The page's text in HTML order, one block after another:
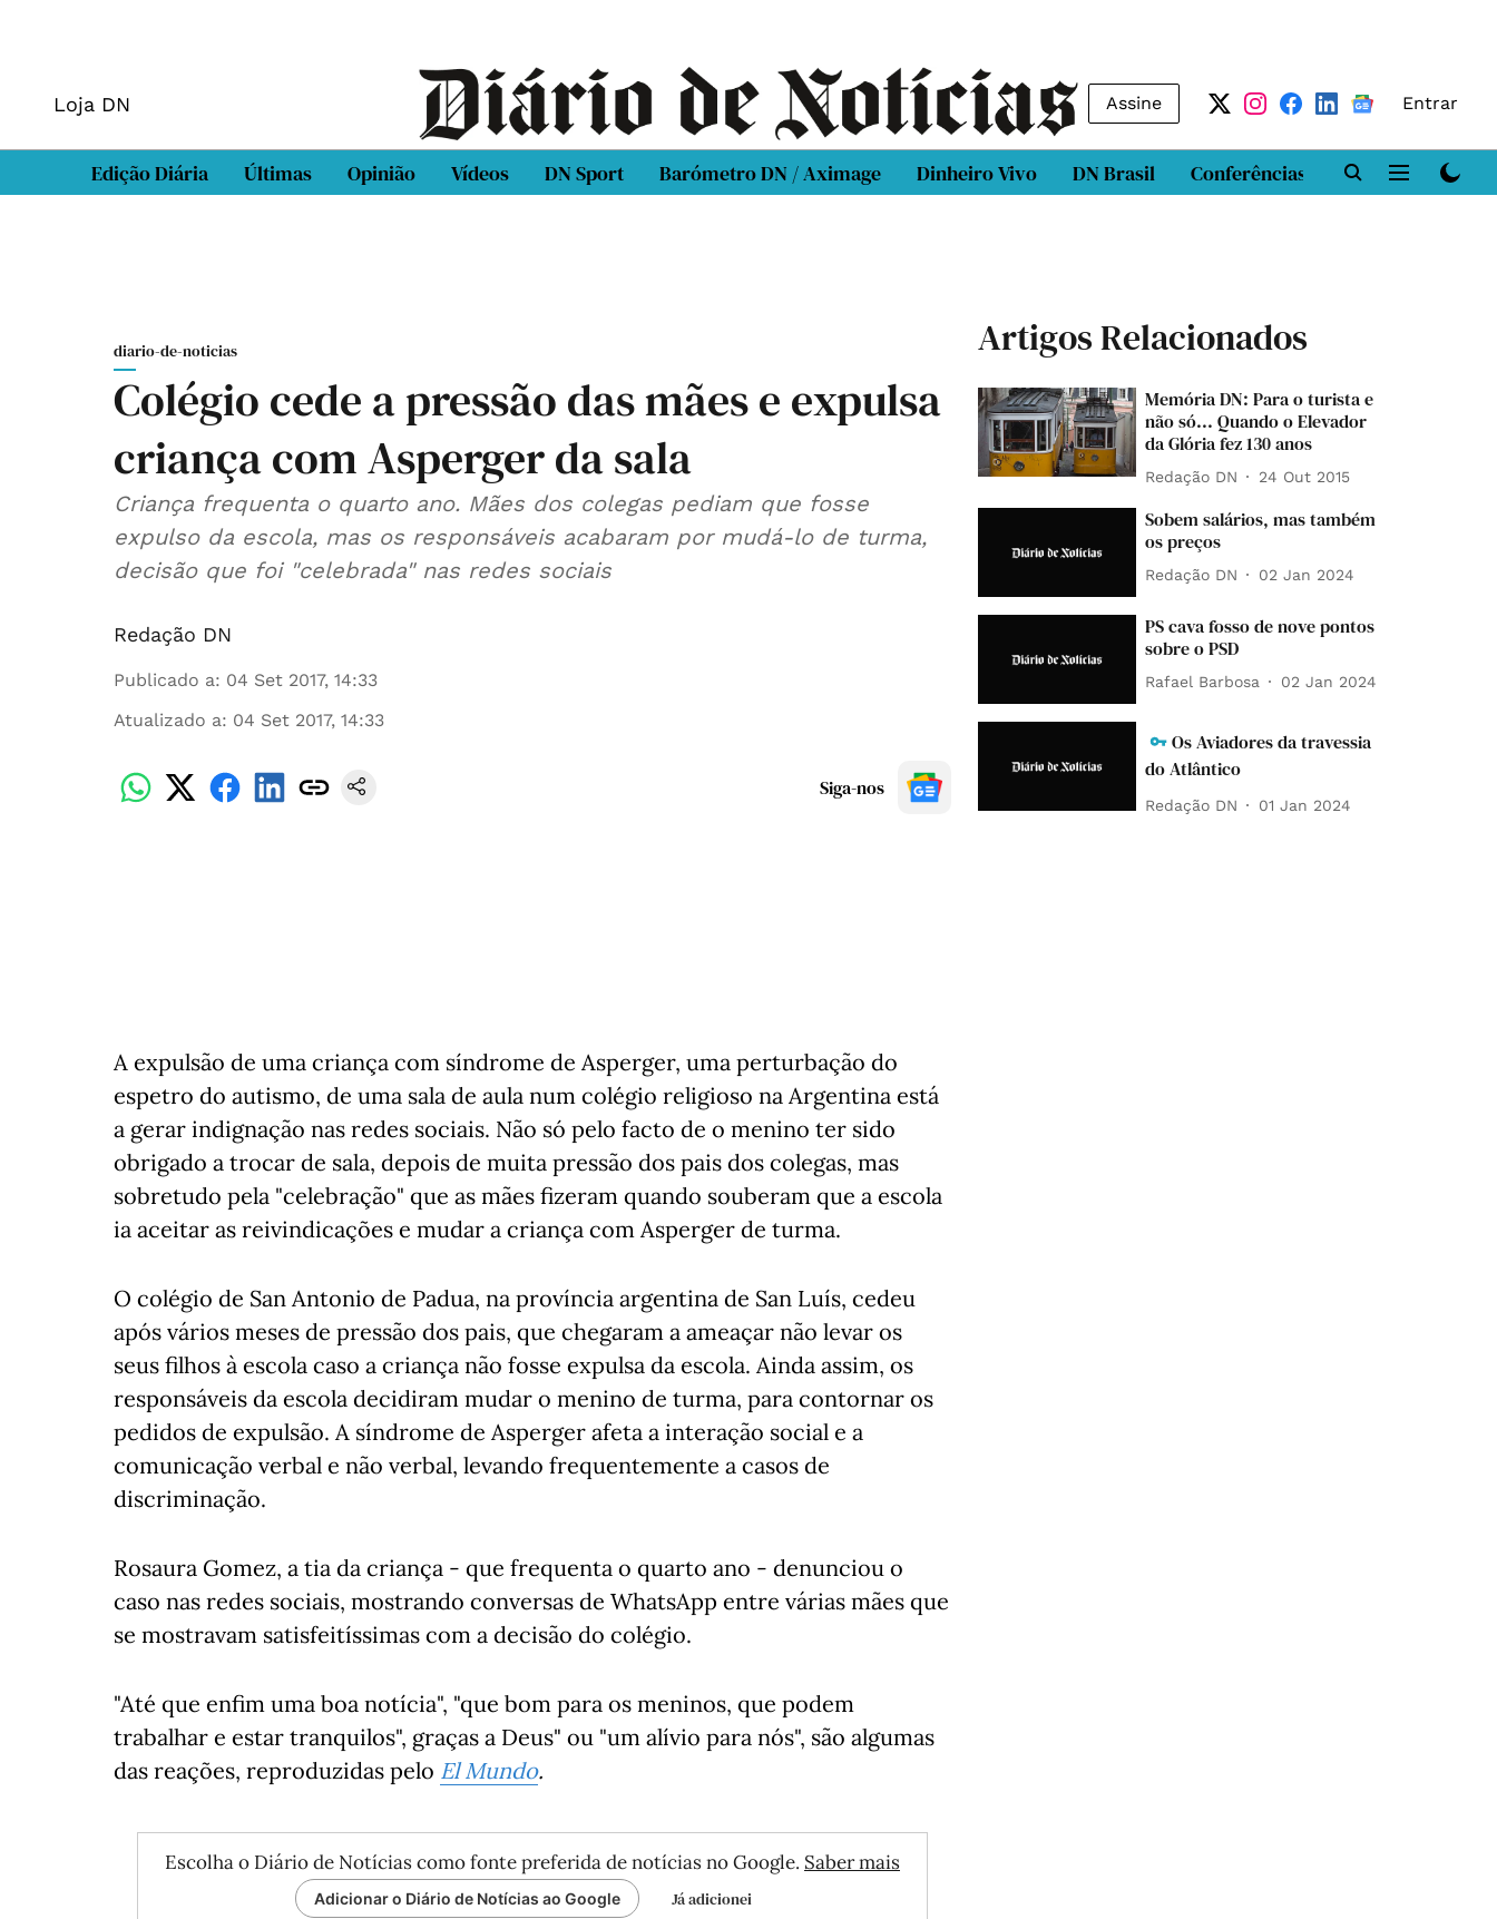
Loja DN Assine Entrar
Edição Diária Últimas Opinião Vídeos DN Sport Barómetro DN / Aximage Dinheiro Vivo DN Brasil Conferências DN LAB
diario-de-noticias
Colégio cede a pressão das mães e expulsa
criança com Asperger da sala
Criança frequenta o quarto ano. Mães dos colegas pediam que fosse
expulso da escola, mas os responsáveis acabaram por mudá-lo de turma,
decisão que foi "celebrada" nas redes sociais
Redação DN
Publicado a: 04 Set 2017, 14:33
Atualizado a: 04 Set 2017, 14:33
Siga-nos
A expulsão de uma criança com síndrome de Asperger, uma perturbação do
espetro do autismo, de uma sala de aula num colégio religioso na Argentina está
a gerar indignação nas redes sociais. Não só pelo facto de o menino ter sido
obrigado a trocar de sala, depois de muita pressão dos pais dos colegas, mas
sobretudo pela "celebração" que as mães fizeram quando souberam que a escola
ia aceitar as reivindicações e mudar a criança com Asperger de turma.
O colégio de San Antonio de Padua, na província argentina de San Luís, cedeu
após vários meses de pressão dos pais, que chegaram a ameaçar não levar os
seus filhos à escola caso a criança não fosse expulsa da escola. Ainda assim, os
responsáveis da escola decidiram mudar o menino de turma, para contornar os
pedidos de expulsão. A síndrome de Asperger afeta a interação social e a
comunicação verbal e não verbal, levando frequentemente a casos de
discriminação.
Rosaura Gomez, a tia da criança - que frequenta o quarto ano - denunciou o
caso nas redes sociais, mostrando conversas de WhatsApp entre várias mães que
se mostravam satisfeitíssimas com a decisão do colégio.
"Até que enfim uma boa notícia", "que bom para os meninos, que podem
trabalhar e estar tranquilos", graças a Deus" ou "um alívio para nós", são algumas
das reações, reproduzidas pelo El Mundo.
Escolha o Diário de Notícias como fonte preferida de notícias no Google. Saber mais
Adicionar o Diário de Notícias ao Google Já adicionei
Artigos Relacionados
Memória DN: Para o turista e
não só... Quando o Elevador
da Glória fez 130 anos
Redação DN 24 Out 2015
Sobem salários, mas também
os preços
Redação DN 02 Jan 2024
PS cava fosso de nove pontos
sobre o PSD
Rafael Barbosa 02 Jan 2024
Os Aviadores da travessia
do Atlântico
Redação DN 01 Jan 2024